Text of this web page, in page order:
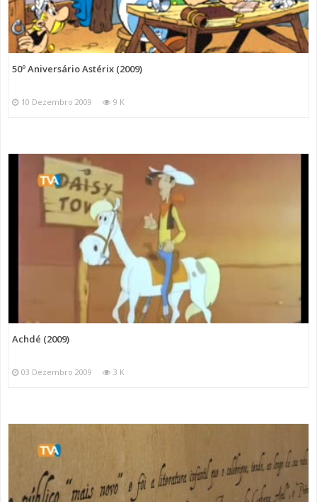
50º Aniversário Astérix (2009)
10 Dezembro 2009 9 K
Achdé (2009)
03 Dezembro 2009 3 K